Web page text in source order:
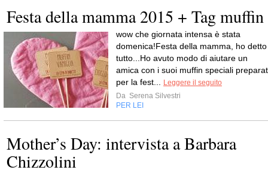
Festa della mamma 2015 + Tag muffin
wow che giornata intensa è stata
domenica!Festa della mamma, ho detto
tutto...Ho avuto modo di aiutare un
amica con i suoi muffin speciali
per la fest...
Leggere il seguito
Da Serena Silvestri
PER LEI
Mother’s Day: intervista a Barbara
Chizzolini